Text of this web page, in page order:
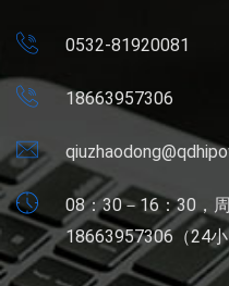
0532-81920081
18663957306
08：30－16：30，
18663957306（24小